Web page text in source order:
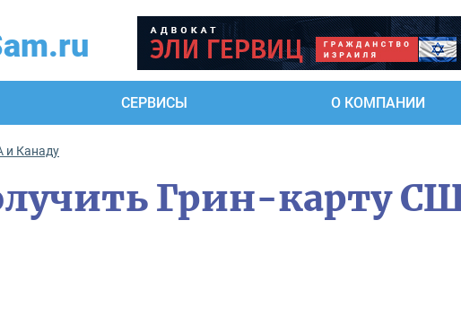
СЕРВИСЫ О КОМПАНИИ
и Канаду
Грин-карту